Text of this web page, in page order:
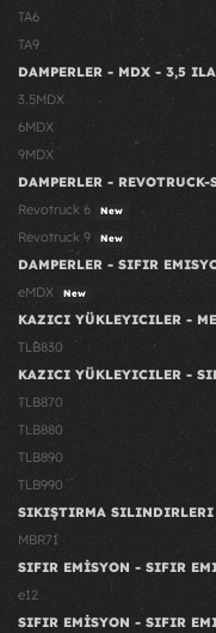
TA6
TA9
DAMPERLER - MDX - 3,5
3.5MDX
6MDX
9MDX
DAMPERLER -
Revotruck 6
New
Revotruck 9 New
DAMPERLER - SIFIR
eMDX
New
KAZICI YÜKLEYICILER -
TLB830
KAZICI YÜKLEYICILER -
TLB870
TLB880
TLB890
TLB990
SIKIŞTIRMA SILINDIRLERI
MBR71
SIFIR EMİSYON - SIFIR
e12
SIFIR EMİSYON - SIFIR